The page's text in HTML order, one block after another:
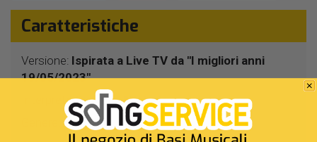
Caratteristiche
Versione: Ispirata a Live TV da "I migliori anni
19/05/2023"
Interprete Originale:Michele
Classici '60